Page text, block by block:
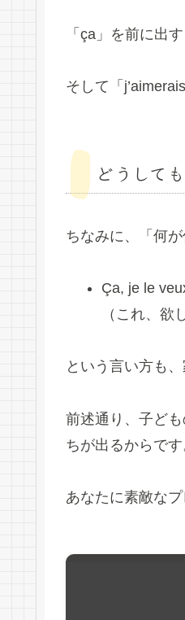
「ça」を前に出
そして「
どうして
ちなみに、「何
Ça, je le
（これ、欲
という言い方も
前述通り、子ど
ちが出るからです
あなたに素敵な